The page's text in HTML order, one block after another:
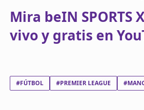
Mira beIN SPORTS
vivo y gratis en
#FÚTBOL #PREMIER LEAGUE